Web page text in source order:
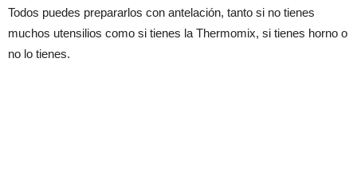
Todos puedes prepararlos con antelación, tanto si no tienes
muchos utensilios como si tienes la Thermomix, si tienes horno o
no lo tienes.